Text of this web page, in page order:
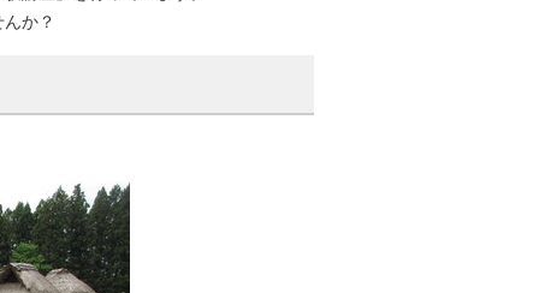
か？